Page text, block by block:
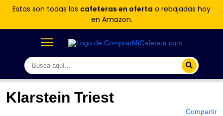
Estas son todas las cafeteras en oferta o rebajadas hoy
en Amazon.
Klarstein Triest
Compartir